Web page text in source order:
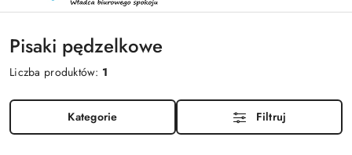
Pisaki pędzelkowe
Liczba produktów: 1
Kategorie Filtruj